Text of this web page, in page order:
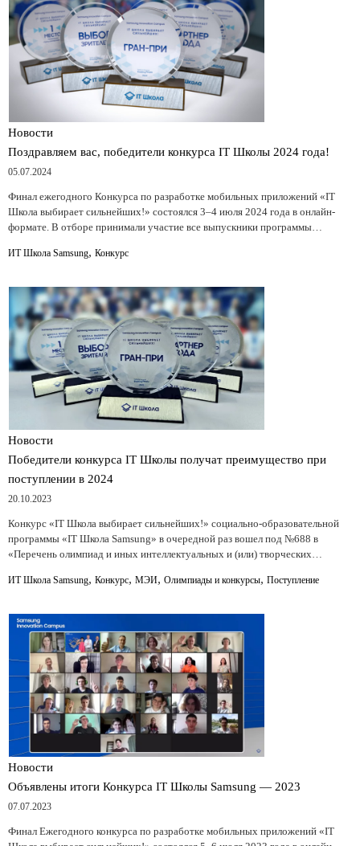
Новости
Поздравляем вас, победители конкурса IT Школы 2024 года!
05.07.2024
Финал ежегодного Конкурса по разработке мобильных приложений «IT
Школа выбирает сильнейших!» состоялся 3–4 июля 2024 года в онлайн-
формате. В отборе принимали участие все выпускники программы…
ИТ Школа Samsung, Конкурс
Новости
Победители конкурса IT Школы получат преимущество при
поступлении в 2024
20.10.2023
Конкурс «IT Школа выбирает сильнейших!» социально-образовательной
программы «IT Школа Samsung» в очередной раз вошел под №688 в
«Перечень олимпиад и иных интеллектуальных и (или) творческих…
ИТ Школа Samsung, Конкурс, МЭИ, Олимпиады и конкурсы, Поступление
Новости
Объявлены итоги Конкурса IT Школы Samsung — 2023
07.07.2023
Финал Ежегодного конкурса по разработке мобильных приложений «IT